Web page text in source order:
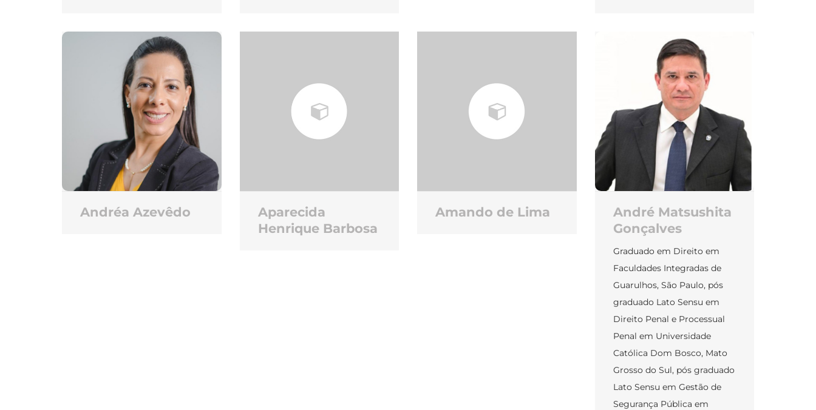
Andréa Azevêdo
Aparecida
Henrique Barbosa
Amando de Lima
André Matsushita
Gonçalves
Graduado em Direito em
Faculdades Integradas de
Guarulhos, São Paulo, pós
graduado Lato Sensu em
Direito Penal e Processual
Penal em Universidade
Católica Dom Bosco, Mato
Grosso do Sul, pós graduado
Lato Sensu em Gestão de
Segurança Pública em